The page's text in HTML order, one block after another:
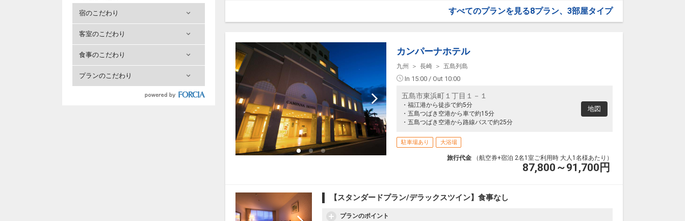
宿のこだわり
客室のこだわり
食事のこだわり
プランのこだわり
すべてのプランを見る8プラン、3部屋タイプ
カンパーナホテル
九州 長崎 五島列島
In 15:00 / Out 10:00
五島市東浜町１丁目１－１
・福江港から徒歩で約5分
・五島つばき空港から車で約15分
・五島つばき空港から路線バスで約25分
地図
駐車場あり 大浴場
旅行代金 （航空券+宿泊 2名1室ご利用時 大人1名様あたり）
87,800～91,700 円
【スタンダードプラン/デラックスツイン】食事なし
プランのポイント